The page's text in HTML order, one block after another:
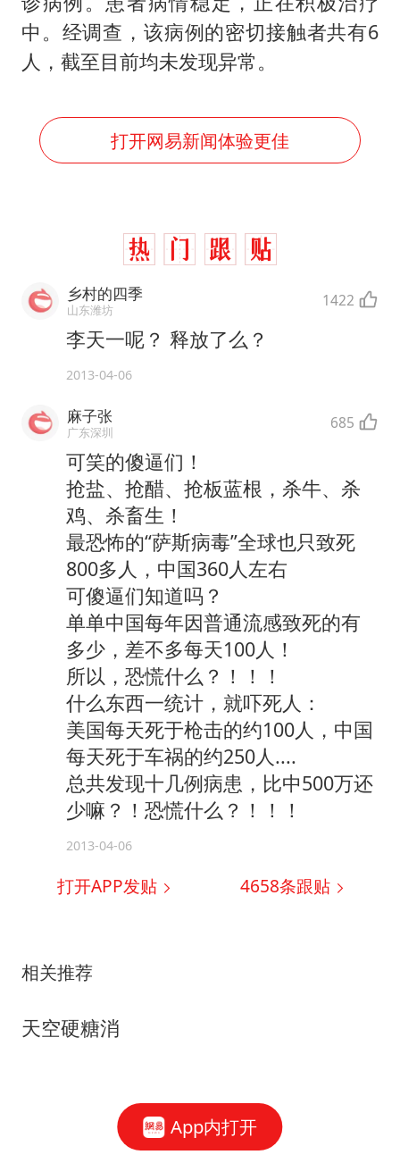
中。经调查，该病例的密切接触者共有6
人，截至目前均未发现异常。
打开网易新闻体验更佳
乡村的四季
山东潍坊 1422
李天一呢？ 释放了么？
2013-04-06
麻子张
广东深圳 685
可笑的傻逼们！
抢盐、抢醋、抢板蓝根，杀牛、杀
鸡、杀畜生！
最恐怖的“萨斯病毒”全球也只致死
800多人，中国360人左右
可傻逼们知道吗？
单单中国每年因普通流感致死的有
多少，差不多每天100人！
所以，恐慌什么？！！！
什么东西一统计，就吓死人：
美国每天死于枪击的约100人，中国
每天死于车祸的约250人....
总共发现十几例病患，比中500万还
少嘛？！恐慌什么？！！！
2013-04-06
打开APP发贴 4658条跟贴
相关推荐
天空硬糖消
App内打开